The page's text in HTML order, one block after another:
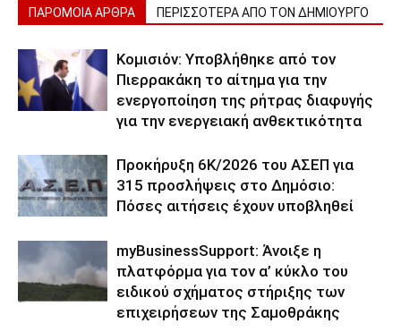
ΠΑΡΟΜΟΙΑ ΑΡΘΡΑ ΠΕΡΙΣΣΟΤΕΡΑ ΑΠΟ ΤΟΝ ΔΗΜΙΟΥΡΓΟ
Κομισιόν: Υποβλήθηκε από τον
Πιερρακάκη το αίτημα για την
ενεργοποίηση της ρήτρας διαφυγής
για την ενεργειακή ανθεκτικότητα
Προκήρυξη 6Κ/2026 του ΑΣΕΠ για
315 προσλήψεις στο Δημόσιο:
Πόσες αιτήσεις έχουν υποβληθεί
myBusinessSupport: Άνοιξε η
πλατφόρμα για τον α’ κύκλο του
ειδικού σχήματος στήριξης των
επιχειρήσεων της Σαμοθράκης